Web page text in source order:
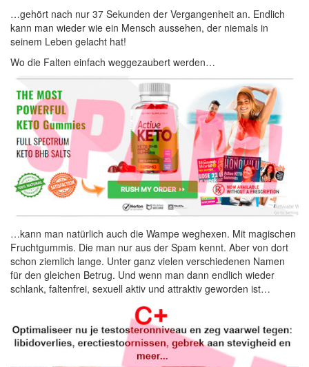
…gehört nach nur 37 Sekunden der Vergangenheit an. Endlich
kann man wieder wie ein Mensch aussehen, der niemals in
seinem Leben gelacht hat!
Wo die Falten einfach weggezaubert werden…
…kann man natürlich auch die Wampe weghexen. Mit magischen
Fruchtgummis. Die man nur aus der Spam kennt. Aber von dort
schon ziemlich lange. Unter ganz vielen verschiedenen Namen
für den gleichen Betrug. Und wenn man dann endlich wieder
schlank, faltenfrei, sexuell aktiv und attraktiv geworden ist…